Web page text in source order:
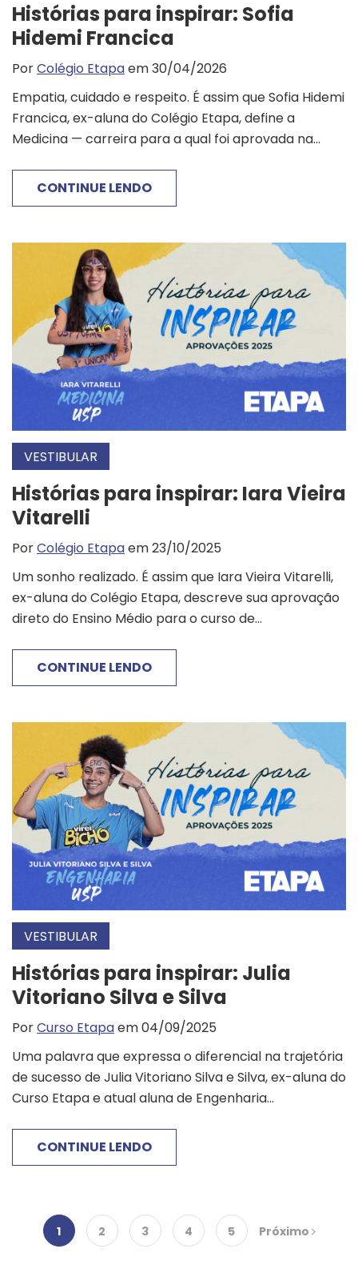
Histórias para inspirar: Sofia
Hidemi Francica
PorColégio Etapaem 30/04/2026
Empatia, cuidado e respeito. É assim que Sofia Hidemi
Francica, ex-aluna do Colégio Etapa, define a
Medicina — carreira para a qual foi aprovada na...
CONTINUE LENDO
VESTIBULAR
Histórias para inspirar: Iara Vieira
Vitarelli
PorColégio Etapaem 23/10/2025
Um sonho realizado. É assim que Iara Vieira Vitarelli,
ex-aluna do Colégio Etapa, descreve sua aprovação
direto do Ensino Médio para o curso de...
CONTINUE LENDO
VESTIBULAR
Histórias para inspirar: Julia
Vitoriano Silva e Silva
PorCurso Etapaem 04/09/2025
Uma palavra que expressa o diferencial na trajetória
de sucesso de Julia Vitoriano Silva e Silva, ex-aluna do
Curso Etapa e atual aluna de Engenharia...
CONTINUE LENDO
1 2 3 4 5 Próximo